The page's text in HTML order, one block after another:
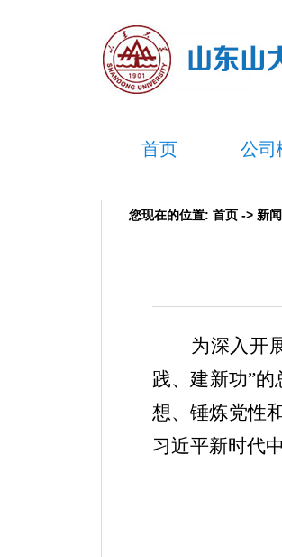
首页 公司
您现在的位置: 首页 -> 新
为深入开
践、建新功”
想、锤炼党性
习近平新时代